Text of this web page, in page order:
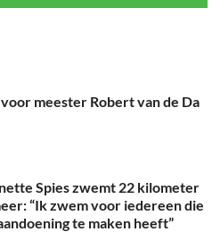
meester Robert van de Da
Spies zwemt 22 kilometer
“Ik zwem voor iedereen die
te maken heeft”